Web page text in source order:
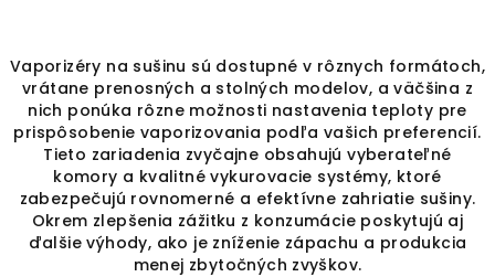
k
y
v
ý
p
i
s
u
Vaporizéry na sušinu sú dostupné v rôznych formátoch,
vrátane prenosných a stolných modelov, a väčšina z
nich ponúka rôzne možnosti nastavenia teploty pre
prispôsobenie vaporizovania podľa vašich preferencií.
Tieto zariadenia zvyčajne obsahujú vyberateľné
komory a kvalitné vykurovacie systémy, ktoré
zabezpečujú rovnomerné a efektívne zahriatie sušiny.
Okrem zlepšenia zážitku z konzumácie poskytujú aj
ďalšie výhody, ako je zníženie zápachu a produkcia
menej zbytočných zvyškov.